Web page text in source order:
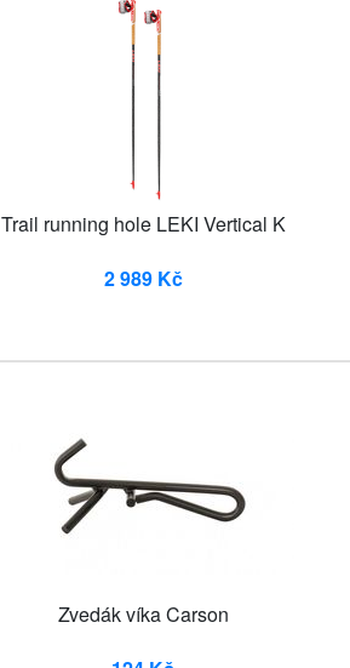
Trail running hole LEKI Vertical K
2 989 Kč
Zvedák víka Carson